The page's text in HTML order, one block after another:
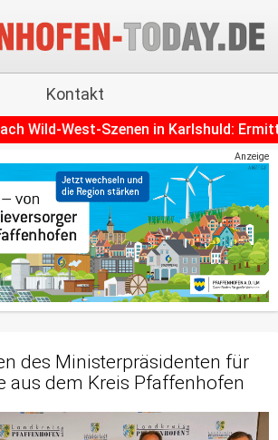
Kontakt
Ermittlungen gegen
Anzeige
des Ministerpräsidenten für
aus dem Kreis Pfaffenhofen